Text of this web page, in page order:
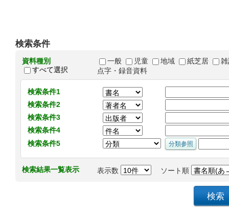
検索条件
資料種別
すべて選択
一般 児童 地域 紙芝居
点字・録音資料
検索条件1
検索条件2
検索条件3
検索条件4
検索条件5
検索結果一覧表示 表示数 ソート順